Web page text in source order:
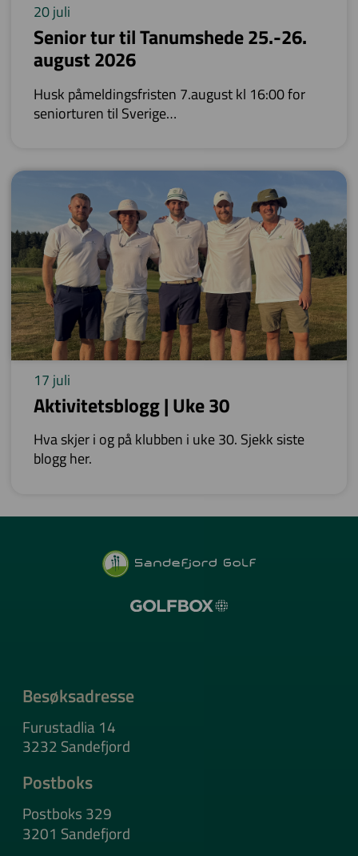
20 juli
Senior tur til Tanumshede 25.-26.
august 2026
Husk påmeldingsfristen 7.august kl 16:00 for
seniorturen til Sverige
17 juli
Aktivitetsblogg | Uke 30
Hva skjer i og på klubben i uke 30. Sjekk siste
blogg her.
Besøksadresse
Furustadlia 14
3232 Sandefjord
Postboks
Postboks 329
3201 Sandefjord